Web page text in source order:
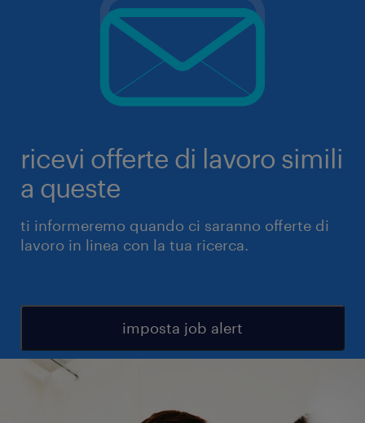
ricevi offerte di lavoro simili
a queste
ti informeremo quando ci saranno offerte di
lavoro in linea con la tua ricerca.
imposta job alert